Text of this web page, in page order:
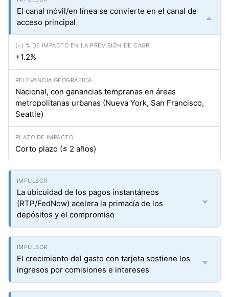
El canal móvil/en línea se convierte en el canal de
acceso principal
+1.2%
Nacional, con ganancias tempranas en áreas
metropolitanas urbanas (Nueva York, San Francisco,
Seattle)
Corto plazo (≤ 2 años)
La ubicuidad de los pagos instantáneos
(RTP/FedNow) acelera la primacía de los
depósitos y el compromiso
El crecimiento del gasto con tarjeta sostiene los
ingresos por comisiones e intereses